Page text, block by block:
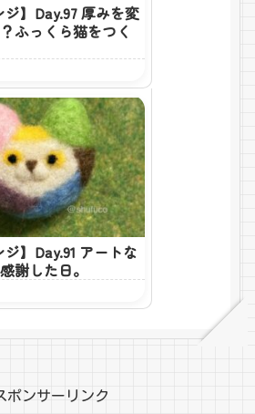
ジ】Day.97 厚みを変
ふっくら猫をつく
ジ】Day.91 アートな
謝した日。
ポンサーリンク